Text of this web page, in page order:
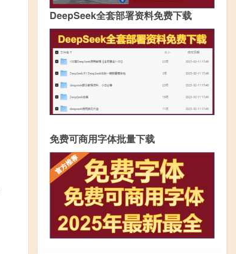
DeepSeek全套部署资料免费下载
免费可商用字体批量下载